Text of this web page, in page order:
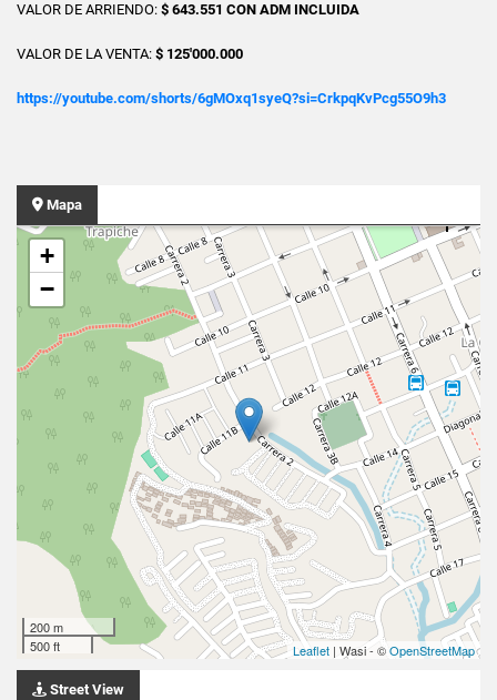
VALOR DE ARRIENDO: $ 643.551 CON ADM INCLUIDA
VALOR DE LA VENTA: $ 125'000.000
https://youtube.com/shorts/6gMOxq1syeQ?si=CrkpqKvPcg55O9h3
Mapa
+
−
200 m
500 ft
Leaflet | Wasi - ©OpenStreetMap
Street View